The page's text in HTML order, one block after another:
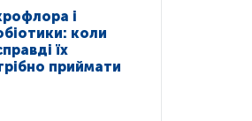
і
коли
їх
приймати